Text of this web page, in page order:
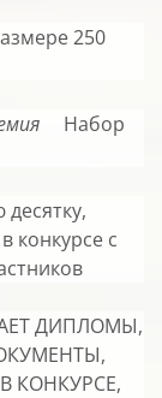
250
Набор
конкурсе с
ДИПЛОМЫ,
КОНКУРСЕ,